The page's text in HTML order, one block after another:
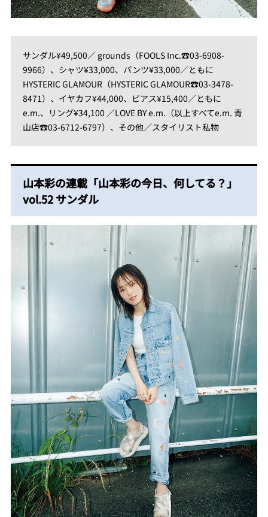
サンダル¥49,500／ grounds（FOOLS Inc.☎03-6908-
9966）、シャツ¥33,000、パンツ¥33,000／ともに
HYSTERIC GLAMOUR（HYSTERIC GLAMOUR☎03-3478-
8471）、イヤカフ¥44,000、ピアス¥15,400／ともに
e.m.、リング¥34,100 ／LOVE BY e.m.（以上すべてe.m. 青
山店☎03-6712-6797）、その他／スタイリスト私物
山本彩の連載「山本彩の今日、何してる？」
vol.52 サンダル